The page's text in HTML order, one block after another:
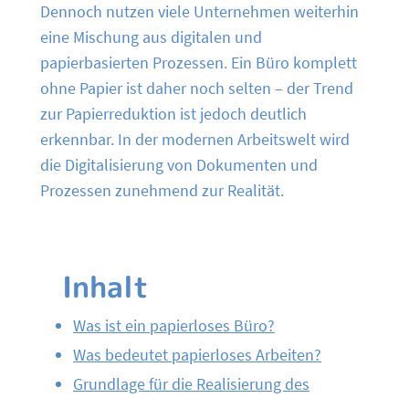
Dennoch nutzen viele Unternehmen weiterhin
eine Mischung aus digitalen und
papierbasierten Prozessen. Ein Büro komplett
ohne Papier ist daher noch selten – der Trend
zur Papierreduktion ist jedoch deutlich
erkennbar. In der modernen Arbeitswelt wird
die Digitalisierung von Dokumenten und
Prozessen zunehmend zur Realität.
Inhalt
Was ist ein papierloses Büro?
Was bedeutet papierloses Arbeiten?
Grundlage für die Realisierung des